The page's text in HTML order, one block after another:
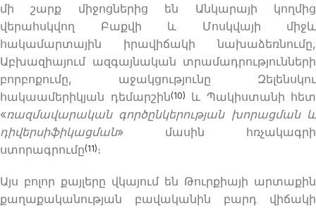
մի շարք միջոցներից են Անկարայի կողմից
վերահսկվող Բաքվի և Մոսկվայի միջև
հակամարտային իրավիճակի նախաձեռնումը,
Աբխազիայում ազգայնական տրամադրությունների
բորբոքումը, աջակցությունը Զելենսկու
հակաամերիկյան դեմարշին(10)
և Պակիստանի հետ
«ռազմավարական գործընկերության խորացման և
դիվերսիֆիկացման» մասին հռչակագրի
ստորագրումը(11) ։
Այս բոլոր քայլերը վկայում են Թուրքիայի արտաքին
քաղաքականության բավականին բարդ վիճակի